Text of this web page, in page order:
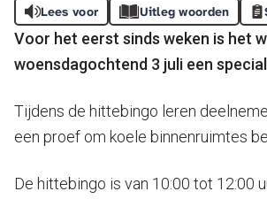
Lees voor Uitleg woorden
Voor het eerst sinds weken is het
woensdagochtend 3 juli een
Tijdens de hittebingo leren
een proef om koele binnenruimtes
De hittebingo is van 10:00 tot 12:00